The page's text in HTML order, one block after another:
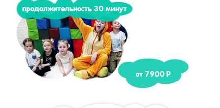
продолжительность 30 минут
от 7900 Р